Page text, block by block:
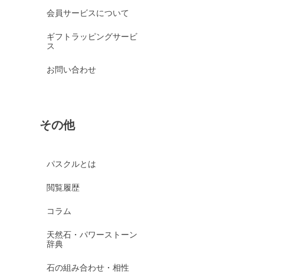
会員サービスについて
ギフトラッピングサービ
ス
お問い合わせ
その他
パスクルとは
閲覧履歴
コラム
天然石・パワーストーン
辞典
石の組み合わせ・相性